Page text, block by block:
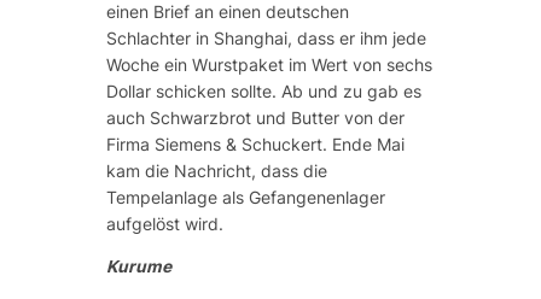
einen Brief an einen deutschen
Schlachter in Shanghai, dass er ihm jede
Woche ein Wurstpaket im Wert von sechs
Dollar schicken sollte. Ab und zu gab es
auch Schwarzbrot und Butter von der
Firma Siemens & Schuckert. Ende Mai
kam die Nachricht, dass die
Tempelanlage als Gefangenenlager
aufgelöst wird.
Kurume